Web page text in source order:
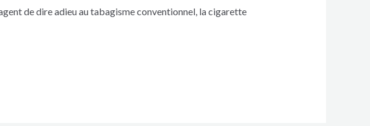
de dire adieu au tabagisme conventionnel, la cigarette